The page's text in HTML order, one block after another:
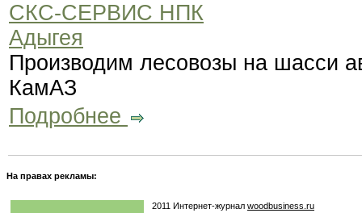
СКС-СЕРВИС НПК
Адыгея
Производим лесовозы на шасси
КамАЗ
Подробнее
На правах рекламы:
2011 Интернет-журнал woodbusiness.ru